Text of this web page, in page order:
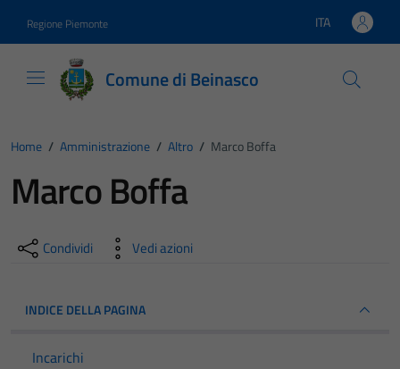
Regione Piemonte Lingua attiva:
ITA
Comune di Beinasco
Home / Amministrazione / Altro / Marco Boffa
Marco Boffa
Condividi Vedi azioni
INDICE DELLA PAGINA
Incarichi